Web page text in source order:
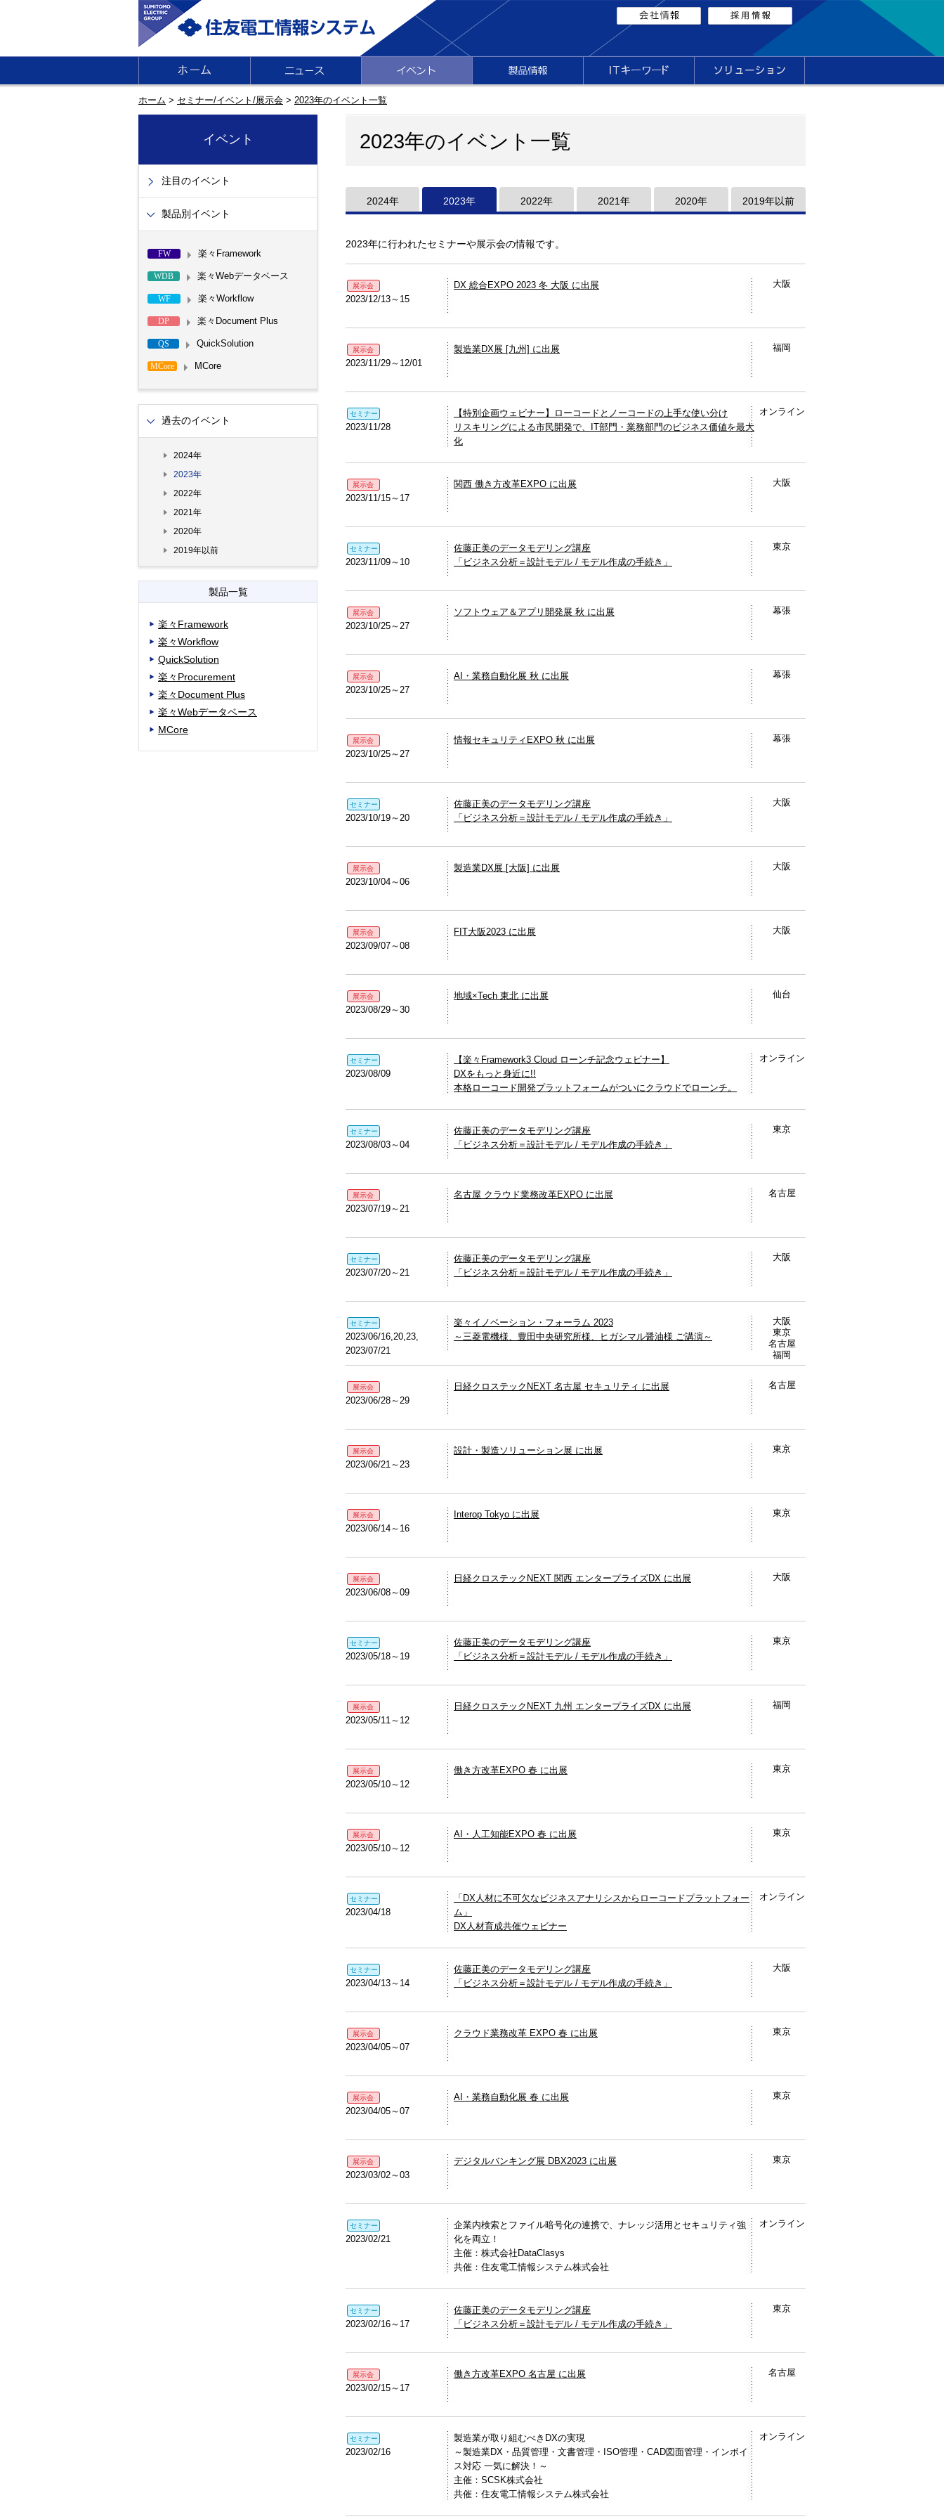
ホーム > セミナー/イベント/展示会 > 2023年のイベント一覧
2023年のイベント一覧
2024年 2023年 2022年 2021年 2020年 2019年以前
2023年に行われたセミナーや展示会の情報です。
展示会
2023/12/13～15
DX 総合EXPO 2023 冬 大阪 に出展 大阪
展示会
2023/11/29～12/01
製造業DX展 [九州] に出展 福岡
セミナー
2023/11/28
【特別企画ウェビナー】ローコードとノーコードの上手な使い分け
リスキリングによる市民開発で、IT部門・業務部門のビジネス価値を最大
化
オンライン
展示会
2023/11/15～17
関西 働き方改革EXPO に出展 大阪
セミナー
2023/11/09～10
佐藤正美のデータモデリング講座
「ビジネス分析＝設計モデル / モデル作成の手続き」
東京
展示会
2023/10/25～27
ソフトウェア＆アプリ開発展 秋 に出展 幕張
展示会
2023/10/25～27
AI・業務自動化展 秋 に出展 幕張
展示会
2023/10/25～27
情報セキュリティEXPO 秋 に出展 幕張
セミナー
2023/10/19～20
佐藤正美のデータモデリング講座
「ビジネス分析＝設計モデル / モデル作成の手続き」
大阪
展示会
2023/10/04～06
製造業DX展 [大阪] に出展 大阪
展示会
2023/09/07～08
FIT大阪2023 に出展 大阪
展示会
2023/08/29～30
地域×Tech 東北 に出展 仙台
セミナー
2023/08/09
【楽々Framework3 Cloud ローンチ記念ウェビナー】
DXをもっと身近に!!
本格ローコード開発プラットフォームがついにクラウドでローンチ。
オンライン
セミナー
2023/08/03～04
佐藤正美のデータモデリング講座
「ビジネス分析＝設計モデル / モデル作成の手続き」
東京
展示会
2023/07/19～21
名古屋 クラウド業務改革EXPO に出展 名古屋
セミナー
2023/07/20～21
佐藤正美のデータモデリング講座
「ビジネス分析＝設計モデル / モデル作成の手続き」
大阪
セミナー
2023/06/16,20,23,
2023/07/21
楽々イノベーション・フォーラム 2023
～三菱電機様、豊田中央研究所様、ヒガシマル醤油様 ご講演～
大阪
東京
名古屋
福岡
展示会
2023/06/28～29
日経クロステックNEXT 名古屋 セキュリティ に出展 名古屋
展示会
2023/06/21～23
設計・製造ソリューション展 に出展 東京
展示会
2023/06/14～16
Interop Tokyo に出展 東京
展示会
2023/06/08～09
日経クロステックNEXT 関西 エンタープライズDX に出展 大阪
セミナー
2023/05/18～19
佐藤正美のデータモデリング講座
「ビジネス分析＝設計モデル / モデル作成の手続き」
東京
展示会
2023/05/11～12
日経クロステックNEXT 九州 エンタープライズDX に出展 福岡
展示会
2023/05/10～12
働き方改革EXPO 春 に出展 東京
展示会
2023/05/10～12
AI・人工知能EXPO 春 に出展 東京
セミナー
2023/04/18
「DX人材に不可欠なビジネスアナリシスからローコードプラットフォー
ム」
DX人材育成共催ウェビナー
オンライン
セミナー
2023/04/13～14
佐藤正美のデータモデリング講座
「ビジネス分析＝設計モデル / モデル作成の手続き」
大阪
展示会
2023/04/05～07
クラウド業務改革 EXPO 春 に出展 東京
展示会
2023/04/05～07
AI・業務自動化展 春 に出展 東京
展示会
2023/03/02～03
デジタルバンキング展 DBX2023 に出展 東京
セミナー
2023/02/21
企業内検索とファイル暗号化の連携で、ナレッジ活用とセキュリティ強
化を両立！
主催：株式会社DataClasys
共催：住友電工情報システム株式会社
オンライン
セミナー
2023/02/16～17
佐藤正美のデータモデリング講座
「ビジネス分析＝設計モデル / モデル作成の手続き」
東京
展示会
2023/02/15～17
働き方改革EXPO 名古屋 に出展 名古屋
セミナー
2023/02/16
製造業が取り組むべきDXの実現
～製造業DX・品質管理・文書管理・ISO管理・CAD図面管理・インボイ
ス対応 一気に解決！～
主催：SCSK株式会社
共催：住友電工情報システム株式会社
オンライン
イベント
注目のイベント
製品別イベント
FW 楽々Framework
WDB 楽々Webデータベース
WF 楽々Workflow
DP 楽々Document Plus
QS QuickSolution
MCore MCore
過去のイベント
2024年
2023年
2022年
2021年
2020年
2019年以前
製品一覧
楽々Framework
楽々Workflow
QuickSolution
楽々Procurement
楽々Document Plus
楽々Webデータベース
MCore